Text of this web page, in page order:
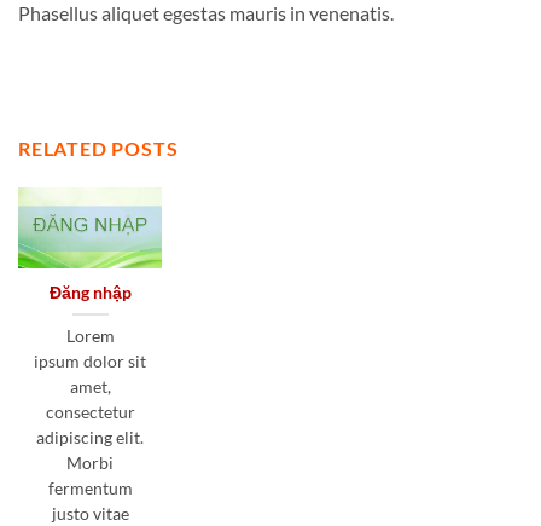
Phasellus aliquet egestas mauris in venenatis.
RELATED POSTS
Đăng nhập
Lorem
ipsum dolor sit
amet,
consectetur
adipiscing elit.
Morbi
fermentum
justo vitae